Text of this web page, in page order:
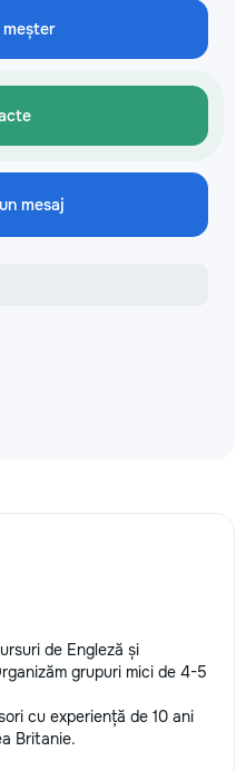
кромки, чистая
Выезд на замер,
meșter
mesaj
de Engleză și
grupuri mici de 4-5
cu experiență de 10 ani
Britanie.